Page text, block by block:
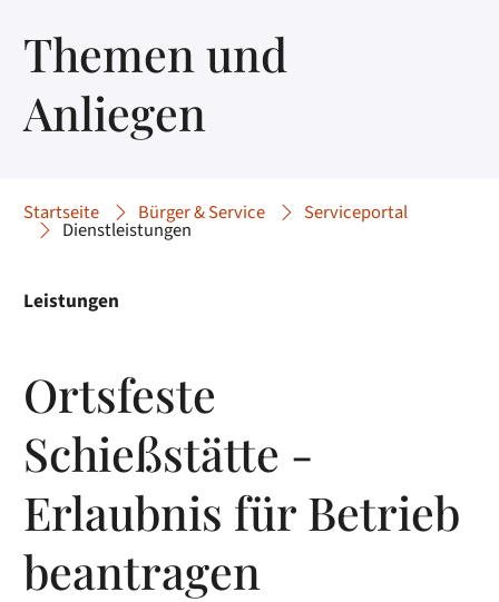
Themen und
Anliegen
Startseite Bürger & Service Serviceportal
Dienstleistungen
Leistungen
Ortsfeste
Schießstätte -
Erlaubnis für Betrieb
beantragen